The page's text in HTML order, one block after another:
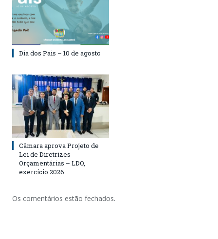
Dia dos Pais – 10 de agosto
Câmara aprova Projeto de
Lei de Diretrizes
Orçamentárias – LDO,
exercício 2026
Os comentários estão fechados.